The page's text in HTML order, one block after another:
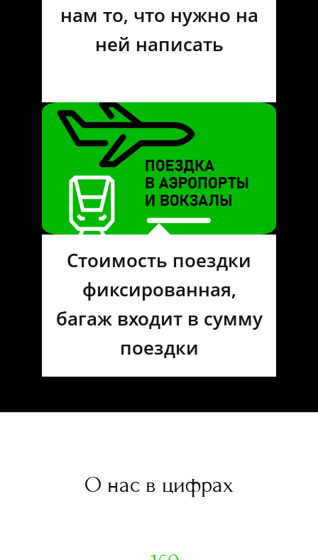
нам то, что нужно на
ней написать
Стоимость поездки
фиксированная,
багаж входит в сумму
поездки
О нас в цифрах